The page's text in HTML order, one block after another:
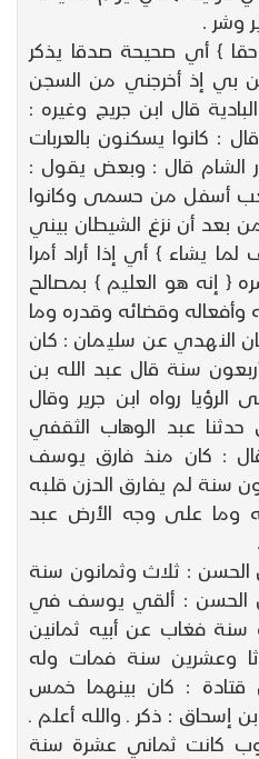
وشر .
} أي صحيحة صدقا يذكر
بي إذ أخرجني من السجن
قال ابن جريج وغيره :
: كانوا يسكنون بالعربات
قال : وبعض يقول :
شعب أسفل من حسمى وكانوا
بعد أن نزغ الشيطان بيني
يشاء } أي إذا أراد أمرا
{ إنه هو العليم } بمصالح
وأفعاله وقضائه وقدره وما
النهدي عن سليمان : كان
سنة قال عبد الله بن
رواه ابن جرير وقال
عبد الوهاب الثقفي
: كان منذ فارق يوسف
سنة لم يفارق الحزن قلبه
وما على وجه الأرض عبد
: ثلاث وثمانون سنة
الحسن : ألقي يوسف في
فغاب عن أبيه ثمانين
وعشرين سنة فمات وله
: كان بينهما خمس
: ذكر ـ والله أعلم ـ
كانت ثماني عشرة سنة